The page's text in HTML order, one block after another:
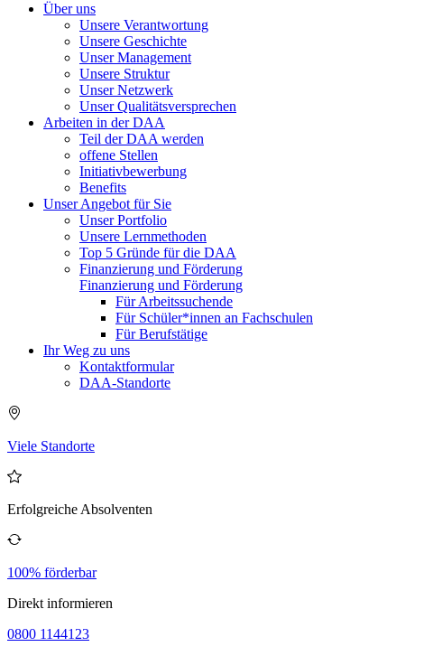
Über uns
Unsere Verantwortung
Unsere Geschichte
Unser Management
Unsere Struktur
Unser Netzwerk
Unser Qualitätsversprechen
Arbeiten in der DAA
Teil der DAA werden
offene Stellen
Initiativbewerbung
Benefits
Unser Angebot für Sie
Unser Portfolio
Unsere Lernmethoden
Top 5 Gründe für die DAA
Finanzierung und Förderung
Finanzierung und Förderung
Für Arbeitssuchende
Für Schüler*innen an Fachschulen
Für Berufstätige
Ihr Weg zu uns
Kontaktformular
DAA-Standorte
Viele Standorte
Erfolgreiche Absolventen
100% förderbar
Direkt informieren
0800 1144123